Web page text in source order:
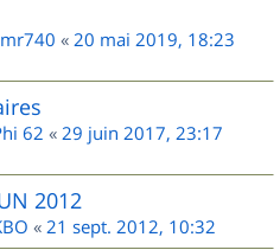
« 20 mai 2019, 18:23
62 « 29 juin 2017, 23:17
2012
« 21 sept. 2012, 10:32